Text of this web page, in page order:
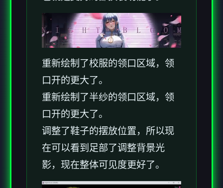
重新绘制了校服的领口区域，领
口开的更大了。
重新绘制了半纱的领口区域，领
口开的更大了。
调整了鞋子的摆放位置，所以现
在可以看到足部了调整背景光
影，现在整体可见度更好了。